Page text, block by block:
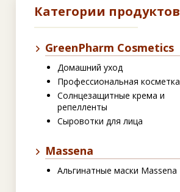
Категории продуктов
GreenPharm Cosmetics
Домашний уход
Профессиональная косметка
Солнцезащитные крема и
репелленты
Сыровотки для лица
Massena
Альгинатные маски Massena